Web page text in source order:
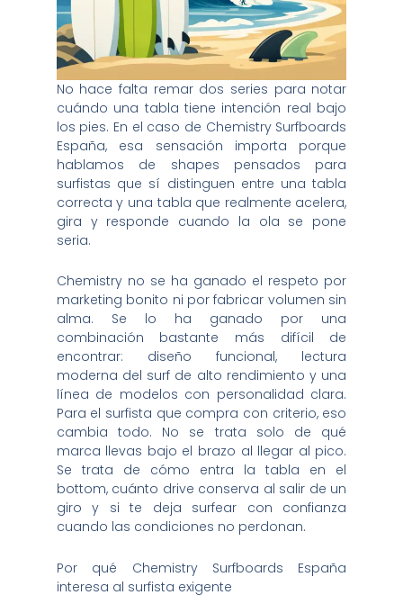
No hace falta remar dos series para notar
cuándo una tabla tiene intención real bajo
los pies. En el caso de Chemistry Surfboards
España, esa sensación importa porque
hablamos de shapes pensados para
surfistas que sí distinguen entre una tabla
correcta y una tabla que realmente acelera,
gira y responde cuando la ola se pone
seria.
Chemistry no se ha ganado el respeto por
marketing bonito ni por fabricar volumen sin
alma. Se lo ha ganado por una
combinación bastante más difícil de
encontrar: diseño funcional, lectura
moderna del surf de alto rendimiento y una
línea de modelos con personalidad clara.
Para el surfista que compra con criterio, eso
cambia todo. No se trata solo de qué
marca llevas bajo el brazo al llegar al pico.
Se trata de cómo entra la tabla en el
bottom, cuánto drive conserva al salir de un
giro y si te deja surfear con confianza
cuando las condiciones no perdonan.
Por qué Chemistry Surfboards España
interesa al surfista exigente